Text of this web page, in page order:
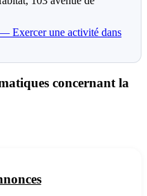
Exercer une activité dans
concernant la